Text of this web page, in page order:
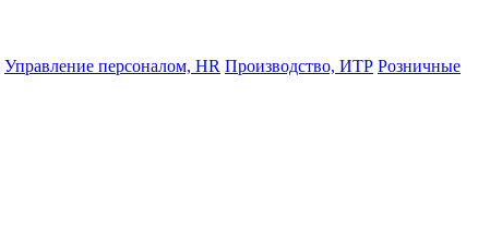
Управление персоналом, HR Производство, ИТР Розничные